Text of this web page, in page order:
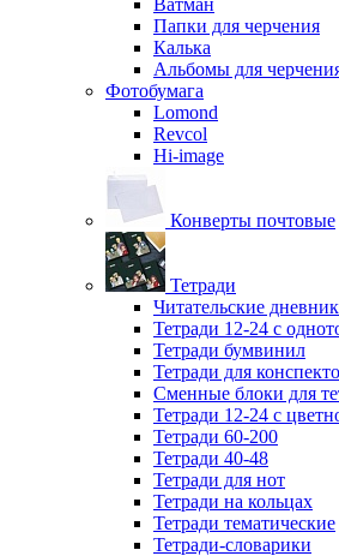
Ватман
Папки для черчения
Калька
Альбомы для
Фотобумага
Lomond
Revcol
Hi-image
Конверты почтовые
Тетради
Читательские
Тетради 12-24 с
Тетради бумвинил
Тетради для
Сменные блоки для
Тетради 12-24 с
Тетради 60-200
Тетради 40-48
Тетради для нот
Тетради на кольцах
Тетради тематические
Тетради-словарики